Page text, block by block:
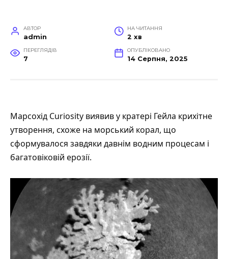
АВТОР
admin
НА ЧИТАННЯ
2 хв
ПЕРЕГЛЯДІВ
7
ОПУБЛІКОВАНО
14 Серпня, 2025
Марсохід Curiosity виявиву кратері Гейла крихітне
утворення, схоже на морський корал, що
сформувалося завдяки давнім водним процесам і
багатовіковій ерозії.